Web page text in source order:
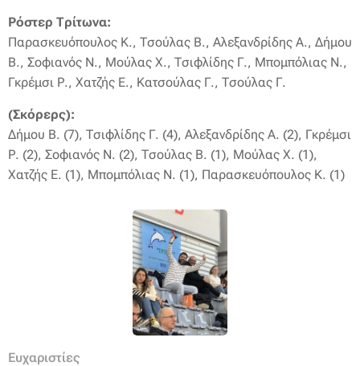
Ρόστερ Τρίτωνα:
Παρασκευόπουλος Κ., Τσούλας Β., Αλεξανδρίδης Α., Δήμου
Β., Σοφιανός Ν., Μούλας Χ., Τσιφλίδης Γ., Μπομπόλιας Ν.,
Γκρέμσι Ρ., Χατζής Ε., Κατσούλας Γ., Τσούλας Γ.
(Σκόρερς):
Δήμου Β. (7), Τσιφλίδης Γ. (4), Αλεξανδρίδης Α. (2), Γκρέμσι
Ρ. (2), Σοφιανός Ν. (2), Τσούλας Β. (1), Μούλας Χ. (1),
Χατζής Ε. (1), Μπομπόλιας Ν. (1), Παρασκευόπουλος Κ. (1)
Ευχαριστίες